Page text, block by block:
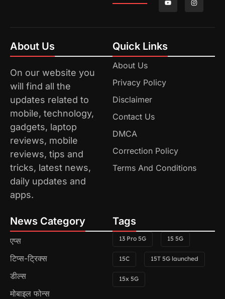
About Us
On our website you
will find all the
updates related to
mobile, technology,
gadgets, laptop
reviews, mobile
reviews, tips and
tricks, latest news,
daily updates and
apps.
Quick Links
About Us
Privacy Policy
Disclaimer
Contact Us
DMCA
Correction Policy
Terms And Conditions
News Category
एप्स
टिप्स-ट्रिक्स
डील्स
मोबाइल फोन्स
Tags
13 Pro 5G 15 5G
15C 15T 5G launched
15x 5G